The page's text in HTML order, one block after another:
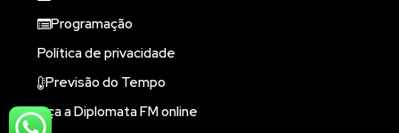
Programação
Política de privacidade
Previsão do Tempo
Ouça a Diplomata FM online